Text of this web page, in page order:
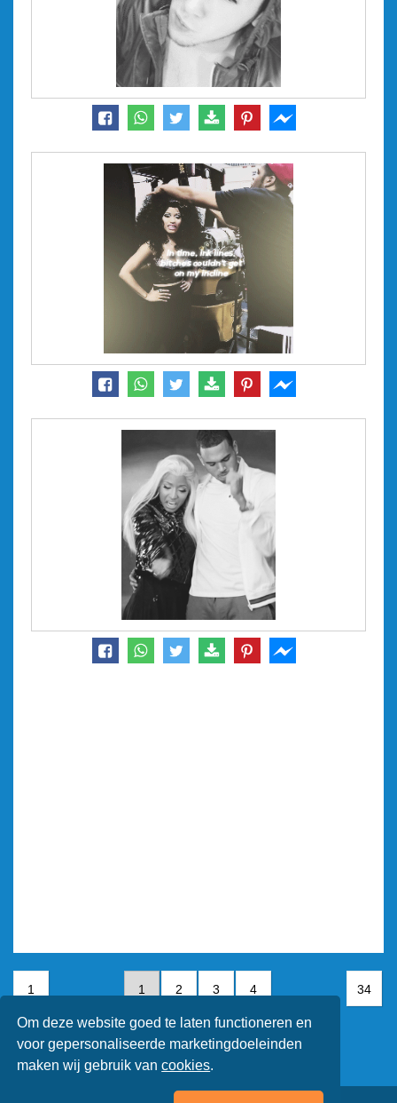
Om deze website goed te laten functioneren en
voor gepersonaliseerde marketingdoeleinden
maken wij gebruik vancookies.
1 1 2 3 4 34